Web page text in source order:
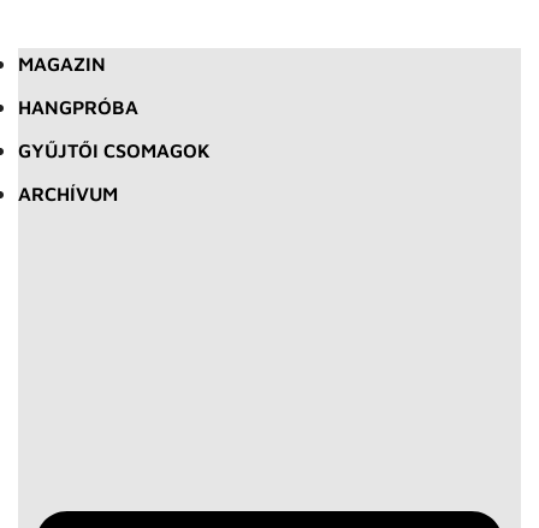
MAGAZIN
HANGPRÓBA
GYŰJTŐI CSOMAGOK
ARCHÍVUM